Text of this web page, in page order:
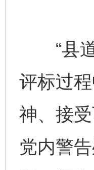
“县道
评标过
神、接
党内警